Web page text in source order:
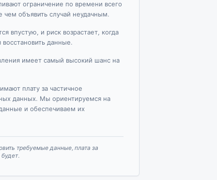
ограничение по времени всего
чем объявить случай неудачным.
впустую, и риск возрастает, когда
данные.
имеет самый высокий шанс на
плату за частичное
данных. Мы ориентируемся на
и обеспечиваем их
требуемые данные, плата за
будет.